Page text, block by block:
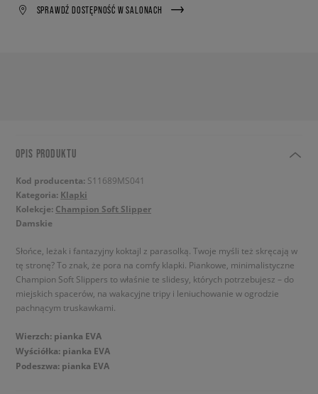
SPRAWDŹ DOSTĘPNOŚĆ W SALONACH
OPIS PRODUKTU
Kod producenta: S11689MS041
Kategoria: Klapki
Kolekcje: Champion Soft Slipper
Damskie
Słońce, leżak i fantazyjny koktajl z parasolką. Twoje myśli też skręcają w
tę stronę? To znak, że pora na comfy klapki. Piankowe, minimalistyczne
Champion Soft Slippers to właśnie te slidesy, których potrzebujesz – do
miejskich spacerów, na wakacyjne tripy i leniuchowanie w ogrodzie
pachnącym truskawkami.
Wierzch: pianka EVA
Wyściółka: pianka EVA
Podeszwa: pianka EVA